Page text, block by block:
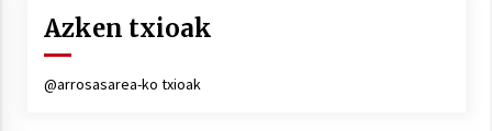
Azken txioak
@arrosasarea-ko txioak